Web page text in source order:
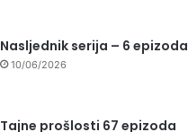
Nasljednik serija – 6 epizoda
10/06/2026
Tajne prošlosti 67 epizoda